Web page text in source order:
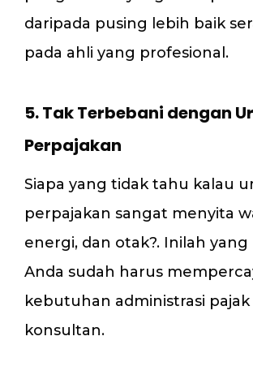
daripada pusing lebih baik
pada ahli yang profesional.
5. Tak Terbebani dengan
Perpajakan
Siapa yang tidak tahu kalau
perpajakan sangat menyita
energi, dan otak?. Inilah
Anda sudah harus
kebutuhan administrasi pajak
konsultan.